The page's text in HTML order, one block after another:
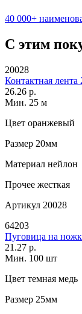
40 000+
С этим
20028
Контактная
26.26 р.
Мин. 25 м
Цвет оранжевый
Размер 20мм
Материал нейлон
Прочее жесткая
Артикул 20028
64203
Пуговица на
21.27 р.
Мин. 100 шт
Цвет темная медь
Размер 25мм